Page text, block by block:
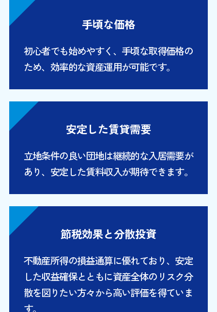
手頃な価格
初心者でも始めやすく、手頃な取得価格の
ため、効率的な資産運用が可能です。
安定した賃貸需要
立地条件の良い団地は継続的な入居需要が
あり、安定した賃料収入が期待できます。
節税効果と分散投資
不動産所得の損益通算に優れており、安定
した収益確保とともに資産全体のリスク分
散を図りたい方々から高い評価を得ていま
す。